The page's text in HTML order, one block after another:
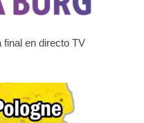
final en directo TV